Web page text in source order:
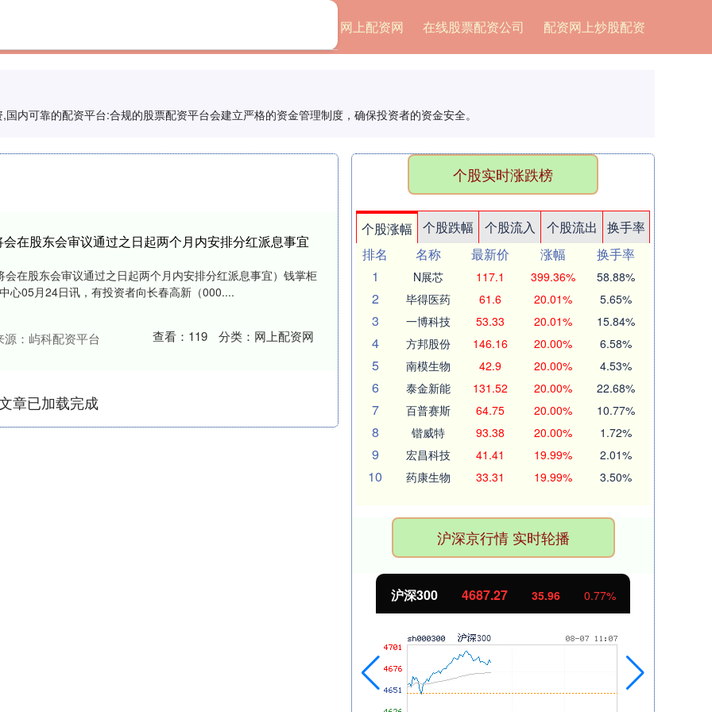
网上配资网 在线股票配资公司 配资网上炒股配资
内可靠的配资平台:合规的股票配资平台会建立严格的资金管理制度，确保投资者的资金安全。
在股东会审议通过之日起两个月内安排分红派息事宜
会在股东会审议通过之日起两个月内安排分红派息事宜）钱掌柜
心05月24日讯，有投资者向长春高新（000....
源：屿科配资平台 查看： 119 分类： 网上配资网
章已加载完成
个股实时涨跌榜
个股涨幅 个股跌幅 个股流入 个股流出
换手率
排名
名称 最新价 涨幅
换手率
1
N展芯 117.1 399.36% 58.88%
2 毕得医药 61.6 20.01% 5.65%
3 一博科技 53.33 20.01% 15.84%
4 方邦股份 146.16 20.00% 6.58%
5 南模生物 42.9 20.00% 4.53%
6 泰金新能 131.52 20.00% 22.68%
7 百普赛斯 64.75 20.00% 10.77%
8 锴威特 93.38 20.00% 1.72%
9 宏昌科技 41.41 19.99% 2.01%
10 药康生物 33.31 19.99% 3.50%
沪深京行情 实时轮播
沪深300 4687.27 35.96 0.77%